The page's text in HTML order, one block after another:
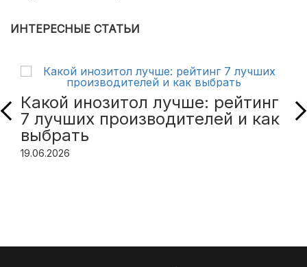
ИНТЕРЕСНЫЕ СТАТЬИ
Какой инозитол лучше: рейтинг
7 лучших производителей и как
выбрать
19.06.2026